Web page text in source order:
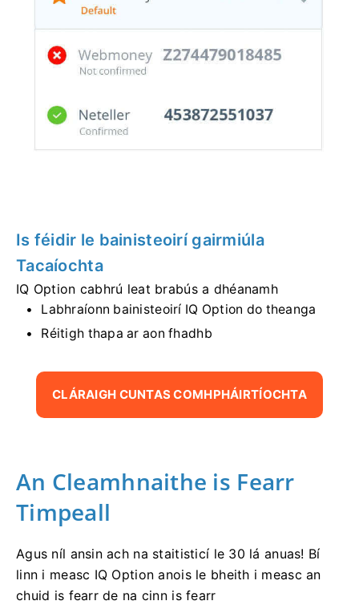
Is féidir le bainisteoirí gairmiúla
Tacaíochta
IQ Option cabhrú leat brabús a dhéanamh
Labhraíonn bainisteoirí IQ Option do theanga
Réitigh thapa ar aon fhadhb
CLÁRAIGH CUNTAS COMHPHÁIRTÍOCHTA
An Cleamhnaithe is Fearr
Timpeall
Agus níl ansin ach na staitisticí le 30 lá anuas! Bí
linn i measc IQ Option anois le bheith i measc an
chuid is fearr de na cinn is fearr